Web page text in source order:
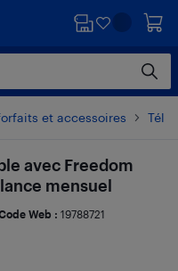
et accessoires
avec Freedom
mensuel
Web : 19788721